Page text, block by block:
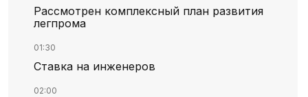
Рассмотрен комплексный план развития
легпрома
01:30
Ставка на инженеров
02:00